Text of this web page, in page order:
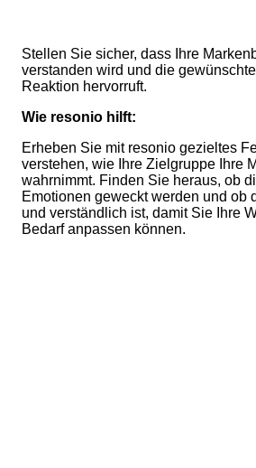
Stellen Sie sicher, dass Ihre
verstanden wird und die
Reaktion hervorruft.
Wie resonio hilft:
Erheben Sie mit resonio gezieltes
verstehen, wie Ihre Zielgruppe Ihre
wahrnimmt. Finden Sie heraus, ob
Emotionen geweckt werden und ob
und verständlich ist, damit Sie Ihre
Bedarf anpassen können.